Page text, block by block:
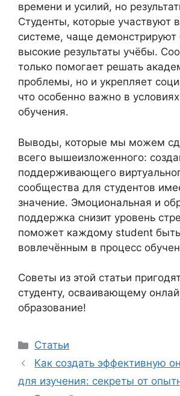
времени и усилий, но
Студенты, которые участвуют
системе, чаще демонстрируют
высокие результаты учёбы.
только помогает решать
проблемы, но и укрепляет
что особенно важно в
обучения.
Выводы, которые мы можем
всего вышеизложенного:
поддерживающего
сообщества для студентов
значение. Эмоциональная и
поддержка снизит уровень
поможет каждому student
вовлечённым в процесс
Советы из этой статьи
студенту, осваивающему
образование!
Рубрики
Статьи
Как создать эффективную
для изучения: секреты от